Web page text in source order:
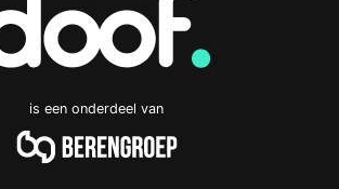
is een onderdeel van